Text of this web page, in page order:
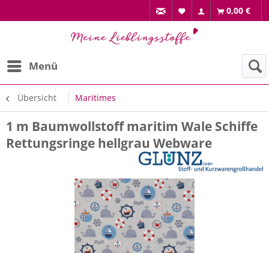
0,00 €
Menü
Übersicht Maritimes
1 m Baumwollstoff maritim Wale Schiffe
Rettungsringe hellgrau Webware